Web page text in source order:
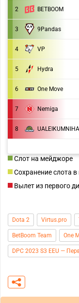
2 BETBOOM
3 9Pandas
4 VP
5 Hydra
6 One Move
7 Nemiga
8 UALEIKUMNIHA
Слот на мейджоре
Сохранение слота
Вылет из первого
Dota 2 Virtus.pro
BetBoom Team One
DPC 2023 S3 EEU —